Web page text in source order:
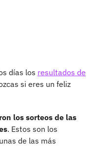
días los resultados de
si eres un feliz
los sorteos de las
. Estos son los
de las más